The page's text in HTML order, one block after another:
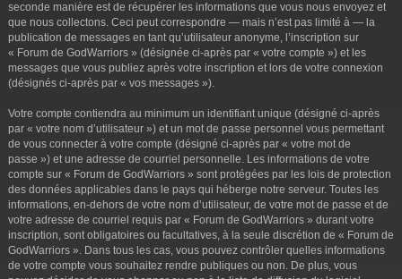
seconde manière est de récupérer les informations que vous nous envoyez et
que nous collectons. Ceci peut correspondre — mais n’est pas limité à — la
publication de messages en tant qu’utilisateur anonyme, l’inscription sur
« Forum de GodWarriors » (désignée ci-après par « votre compte ») et les
messages que vous publiez après votre inscription et lors de votre connexion
(désignés ci-après par « vos messages »).
Votre compte contiendra au minimum un identifiant unique (désigné ci-après
par « votre nom d’utilisateur ») et un mot de passe personnel vous permettant
de vous connecter à votre compte (désigné ci-après par « votre mot de
passe ») et une adresse de courriel personnelle. Les informations de votre
compte sur « Forum de GodWarriors » sont protégées par les lois de protection
des données applicables dans le pays qui héberge notre serveur. Toutes les
informations, en-dehors de votre nom d’utilisateur, de votre mot de passe et de
votre adresse de courriel requis par « Forum de GodWarriors » durant votre
inscription, sont obligatoires ou facultatives, à la seule discrétion de « Forum de
GodWarriors ». Dans tous les cas, vous pouvez contrôler quelles informations
de votre compte vous souhaitez rendre publiques ou non. De plus, vous